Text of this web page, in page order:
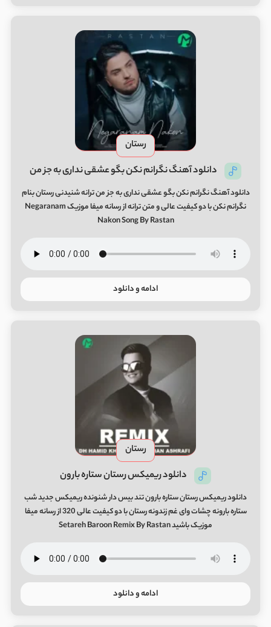
رستان
دانلود آهنگ نگرانم نکن بگو عشقی نداری به جز من
دانلود آهنگ نگرانم نکن بگو عشقی نداری به جز من ترانه شنیدنی رستان بنام
نگرانم نکن با دو کیفیت عالی و متن ترانه از رسانه میفا موزیک Negaranam
Nakon Song By Rastan
ادامه و دانلود
رستان
دانلود ریمیکس رستان ستاره بارون
دانلود ریمیکس رستان ستاره بارون تند بیس دار شنونده ریمیکس جدید شب
ستاره بارونه چشات وای غم زندونه رستان با دو کیفیت عالی 320 از رسانه میفا
موزیک باشید Setareh Baroon Remix By Rastan
ادامه و دانلود